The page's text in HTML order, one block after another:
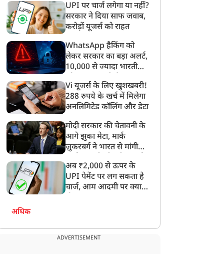
UPI पर चार्ज लगेगा या नहीं?
सरकार ने दिया साफ जवाब,
करोड़ों यूजर्स को राहत
WhatsApp हैकिंग को
लेकर सरकार का बड़ा अलर्ट,
10,000 से ज्यादा भारतीयों
गया
Vi यूजर्स के लिए खुशखबरी!
288 रुपये के खर्च में मिलेगा
अनलिमिटेड कॉलिंग और डेटा
मोदी सरकार की चेतावनी के
आगे झुका मेटा, मार्क
ज़ुकरबर्ग ने भारत से मांगी
अब ₹2,000 से ऊपर के
UPI पेमेंट पर लग सकता है
चार्ज, आम आदमी पर क्या
अधिक
ADVERTISEMENT